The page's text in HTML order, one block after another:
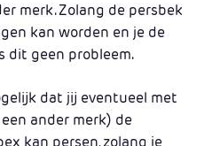
merk. Zolang de persbek
kan worden en je de
dit geen probleem.
dat jij eventueel met
ander merk) de
kan persen, zolang je